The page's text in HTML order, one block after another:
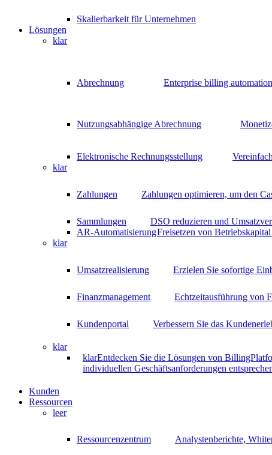
Skalierbarkeit für Unternehmen
Lösungen
klar
Abrechnung Enterprise billing
Nutzungsabhängige Abrechnung
Elektronische Rechnungsstellung
klar
Zahlungen Zahlungen optimieren, um den
Sammlungen
DSO reduzieren und
AR-AutomatisierungFreisetzen von
klar
Umsatzrealisierung Erzielen Sie sofortige
Finanzmanagement Echtzeitausführung von
Kundenportal Verbessern Sie das
klar
klarEntdecken Sie die Lösungen von
individuellen Geschäftsanforderungen
Kunden
Ressourcen
leer
Ressourcenzentrum Analystenberichte,